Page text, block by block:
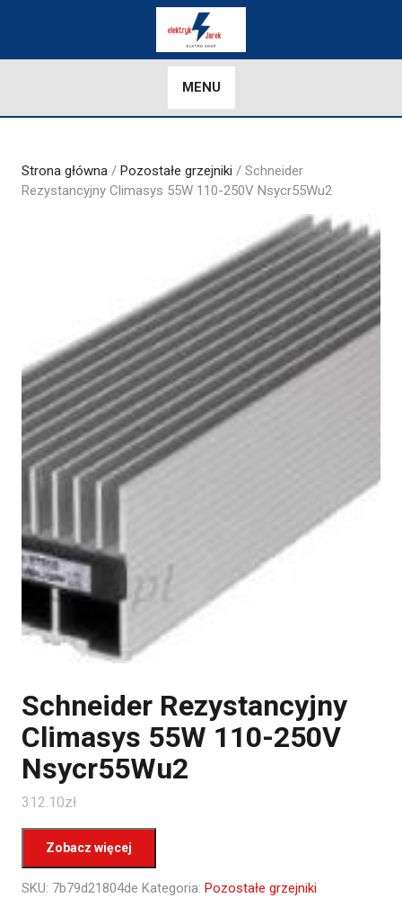
MENU
Strona główna / Pozostałe grzejniki / Schneider
Rezystancyjny Climasys 55W 110-250V Nsycr55Wu2
Schneider Rezystancyjny
Climasys 55W 110-250V
Nsycr55Wu2
312.10zł
Zobacz więcej
SKU: 7b79d21804de Kategoria: Pozostałe grzejniki